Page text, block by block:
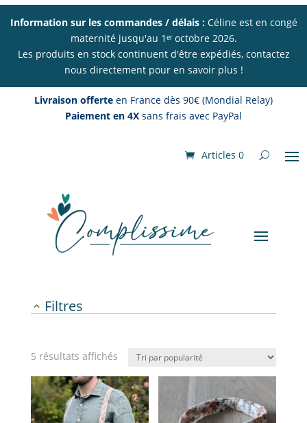
Information sur les commandes / délais : Céline est en congé
maternité jusqu'au 1ᵉʳ octobre 2026.
Les produits en stock continuent d'être expédiés, contactez
nous directement pour en savoir plus !
Livraison offerte en France dès 90€ (Mondial Relay)
Paiement en 4X sans frais avec PayPal
Articles 0
Filtres
5 résultats affichésTrié
popularité